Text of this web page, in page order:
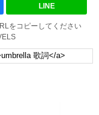
LINE
をコピーしてください